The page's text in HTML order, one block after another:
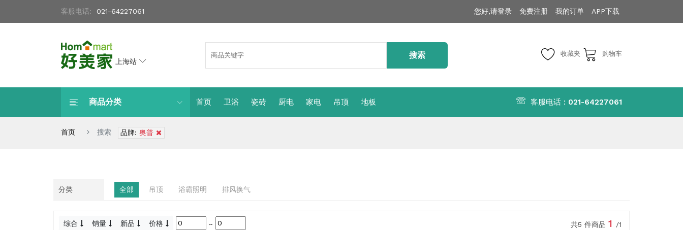
客服电话: 021-64227061 您好,请登录 免费注册 我的订单 APP下载
上海站
收藏夹 购物车
商品分类 首页 卫浴 瓷砖 厨电 家电 吊顶 地板 客服电话 : 021-64227061
首页 搜索 品牌: 奥普
分类 全部 吊顶 浴霸照明 排风换气
综合 销量 新品 价格 ~ 共5 件商品 1 /1